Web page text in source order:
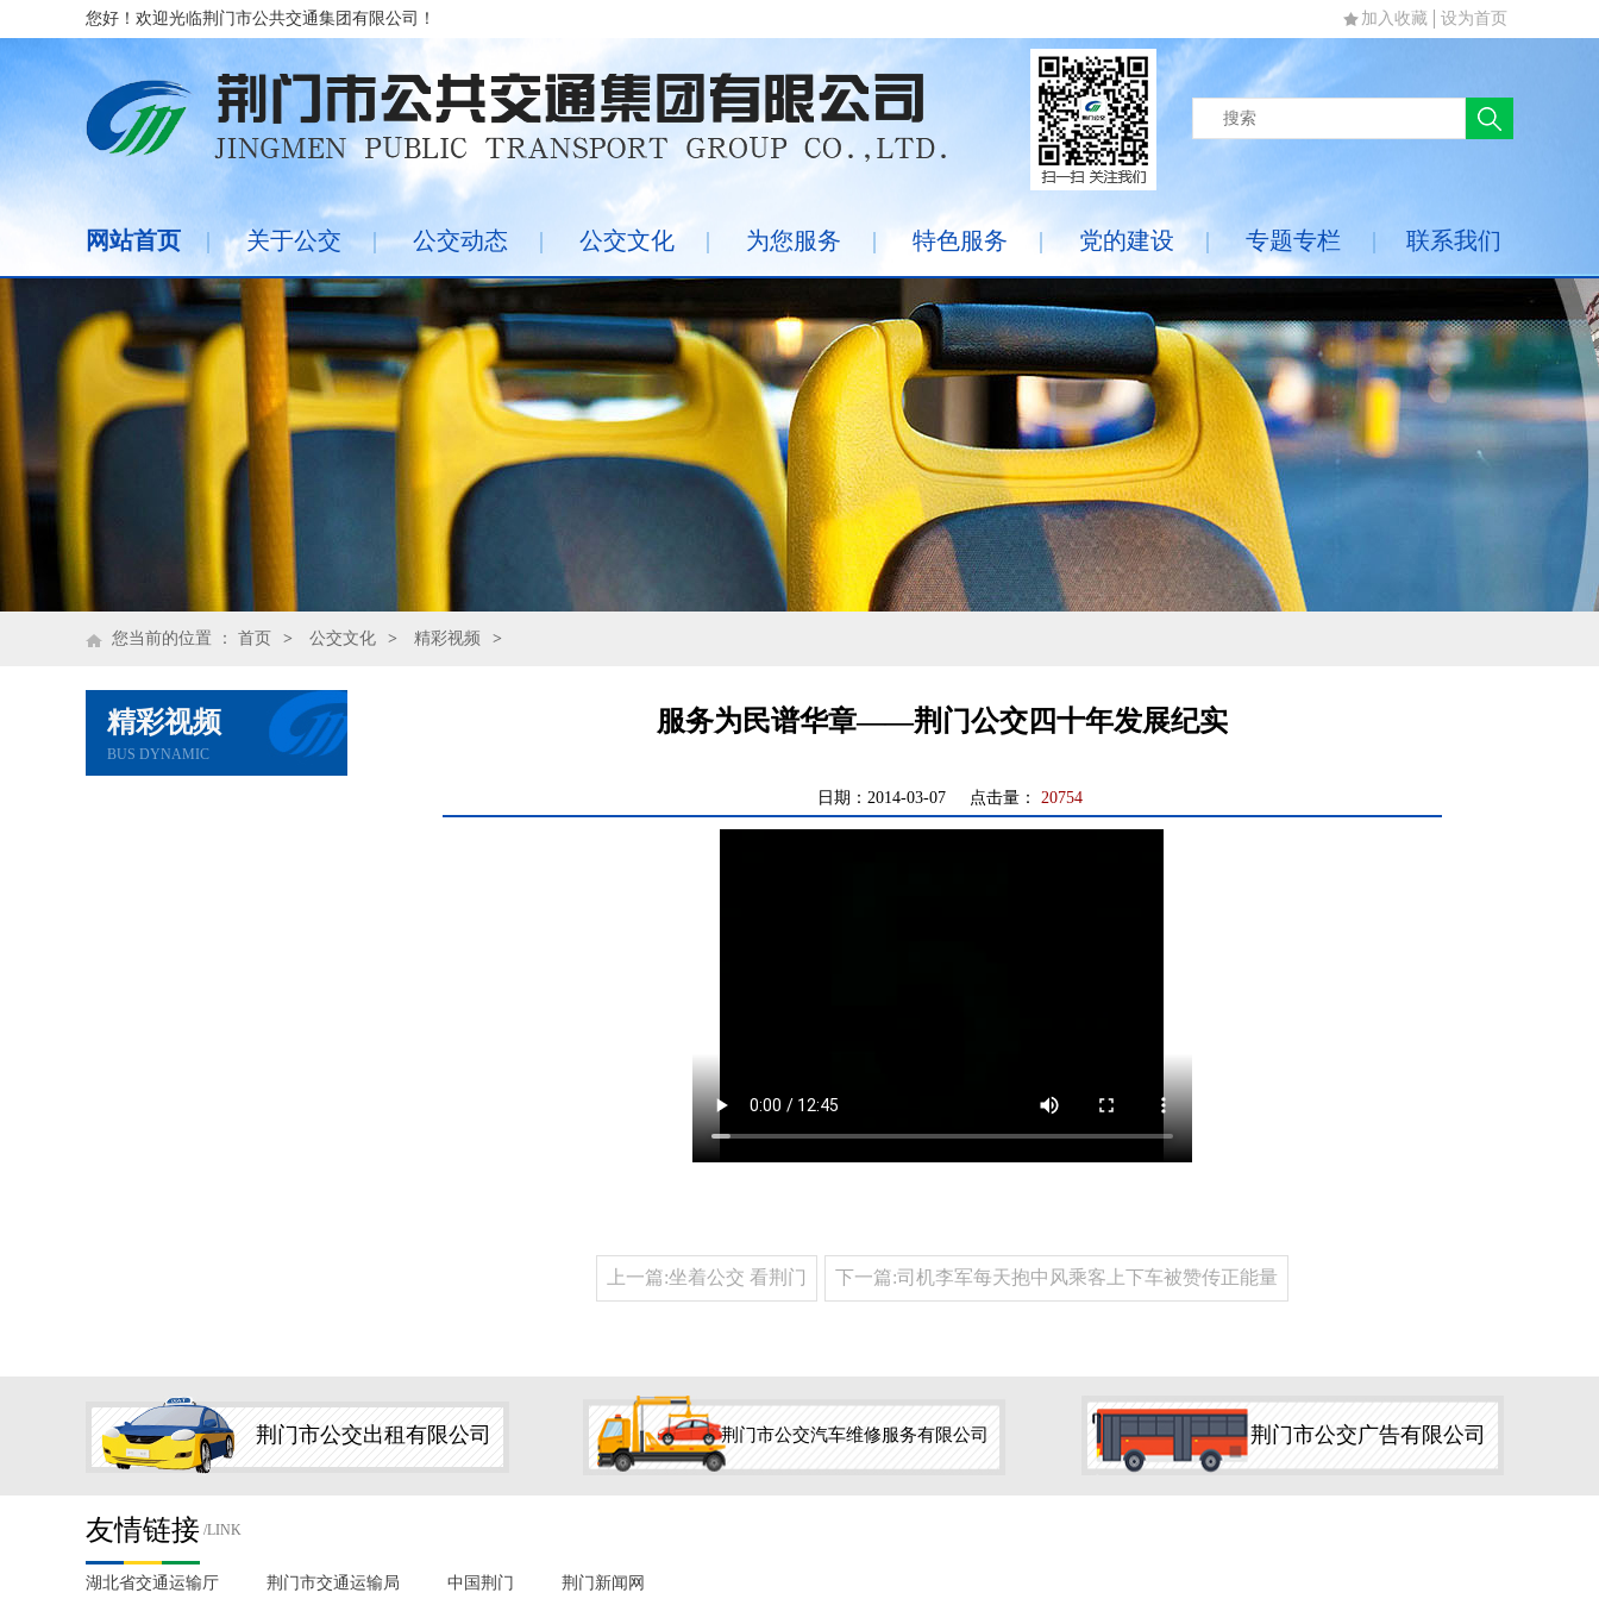
您好！欢迎光临荆门市公共交通集团有限公司！ 加入收藏 设为首页
网站首页 | 关于公交 | 公交动态 | 公交文化 | 为您服务 | 特色服务 | 党的建设 | 专题专栏 | 联系我们
您当前的位置 ： 首页 > 公交文化 > 精彩视频 >
服务为民谱华章——荆门公交四十年发展纪实
日期：2014-03-07 点击量： 20754
上一篇:坐着公交 看荆门 下一篇:司机李军每天抱中风乘客上下车被赞传正能量
精彩视频
BUS DYNAMIC
荆门市公交出租有限公司 荆门市公交汽车维修服务有限公司 荆门市公交广告有限公司
友情链接 /LINK
湖北省交通运输厅 荆门市交通运输局 中国荆门 荆门新闻网